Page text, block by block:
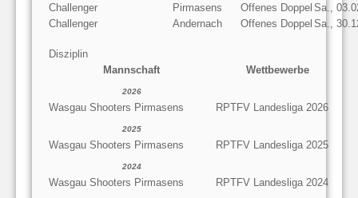
Challenger
Pirmasens Offenes Doppel Sa.,
Challenger
Andernach Offenes Doppel Sa.,
Disziplin
Mannschaft
Wettbewerbe
2026
Wasgau Shooters Pirmasens RPTFV Landesliga 2026
2025
Wasgau Shooters Pirmasens RPTFV Landesliga 2025
2024
Wasgau Shooters Pirmasens RPTFV Landesliga 2024